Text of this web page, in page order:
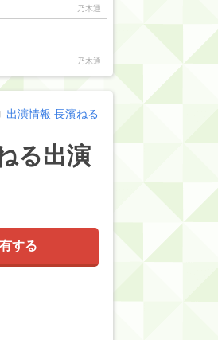
乃木通
乃木通
る出演
出演情報 長濱ねる
する